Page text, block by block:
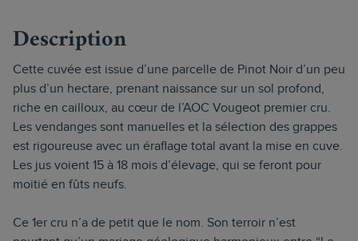
Description
Cette cuvée est issue d’une parcelle de Pinot Noir d’un peu
plus d’un hectare, prenant naissance sur un sol profond,
riche en cailloux, au cœur de l’AOC Vougeot premier cru.
Les vendanges sont manuelles et la sélection des grappes
est rigoureuse avec un éraflage total avant la mise en cuve.
Les jus voient 15 à 18 mois d’élevage, qui se feront pour
moitié en fûts neufs.
Ce 1er cru n’a de petit que le nom. Son terroir n’est